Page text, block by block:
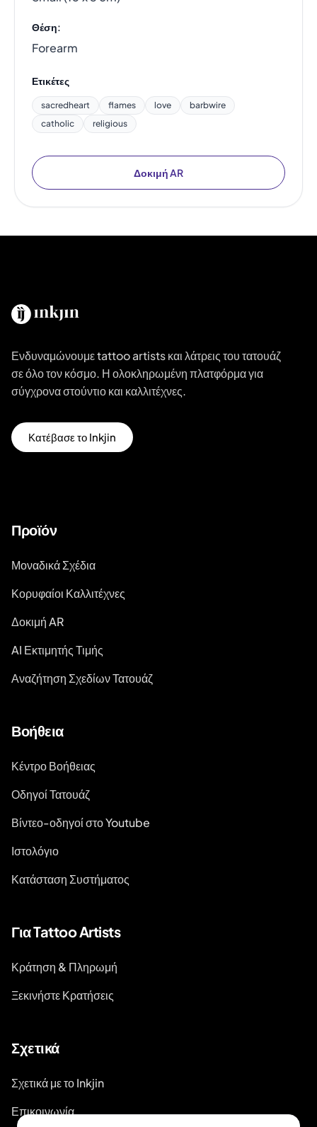
Θέση:
Forearm
Ετικέτες
sacredheart flames love
barbwire
catholic
religious
Δοκιμή AR
Ενδυναμώνουμε tattoo artists και λάτρεις του τατουάζ
σε όλο τον κόσμο. Η ολοκληρωμένη πλατφόρμα για
σύγχρονα στούντιο και καλλιτέχνες.
Κατέβασε το Inkjin
Προϊόν
Μοναδικά Σχέδια
Κορυφαίοι Καλλιτέχνες
Δοκιμή AR
AI Εκτιμητής Τιμής
Αναζήτηση Σχεδίων Τατουάζ
Βοήθεια
Κέντρο Βοήθειας
Οδηγοί Τατουάζ
Βίντεο-οδηγοί στο Youtube
Ιστολόγιο
Κατάσταση Συστήματος
Για Tattoo Artists
Κράτηση & Πληρωμή
Ξεκινήστε Κρατήσεις
Σχετικά
Σχετικά με το Inkjin
Επικοινωνία